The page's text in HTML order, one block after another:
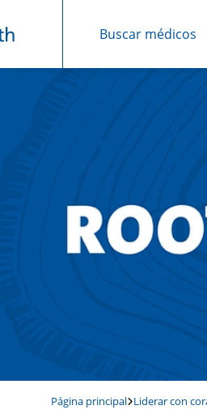
Buscar médicos
Página principal Liderar con